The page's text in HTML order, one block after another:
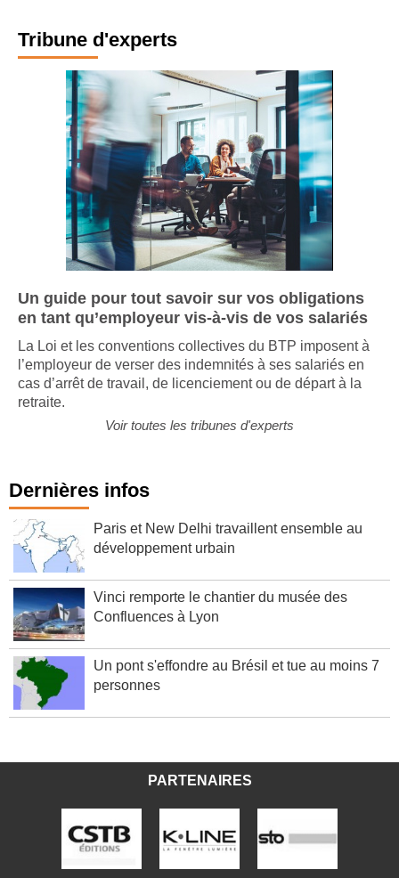
Tribune d'experts
Un guide pour tout savoir sur vos obligations
en tant qu’employeur vis-à-vis de vos salariés
La Loi et les conventions collectives du BTP imposent à
l’employeur de verser des indemnités à ses salariés en
cas d’arrêt de travail, de licenciement ou de départ à la
Dernières infos
Paris et New Delhi travaillent ensemble au
Vinci remporte le chantier du musée des
Un pont s'effondre au Brésil et tue au moins 7